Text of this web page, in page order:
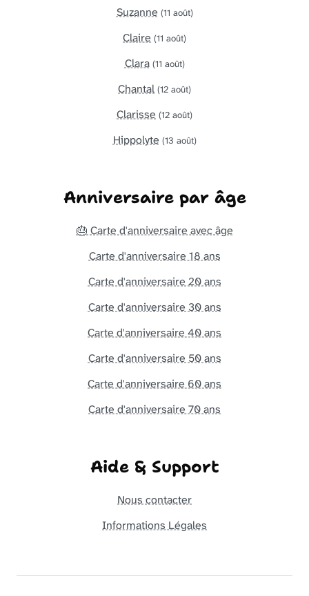
Suzanne (11 août)
Claire (11 août)
Clara (11 août)
Chantal (12 août)
Clarisse (12 août)
Hippolyte (13 août)
Anniversaire par âge
🎂 Carte d'anniversaire avec âge
Carte d'anniversaire 18 ans
Carte d'anniversaire 20 ans
Carte d'anniversaire 30 ans
Carte d'anniversaire 40 ans
Carte d'anniversaire 50 ans
Carte d'anniversaire 60 ans
Carte d'anniversaire 70 ans
Aide & Support
Nous contacter
Informations Légales